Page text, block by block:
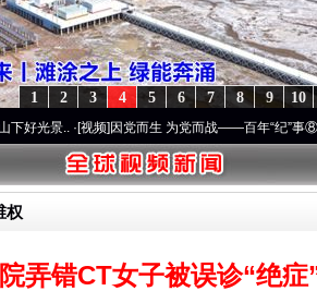
10
9
8
7
6
5
4
3
2
1
·[视频]因党而生 为党而战——百年“纪”事⑧加强纪律..
权
弄错CT女子被误诊“绝